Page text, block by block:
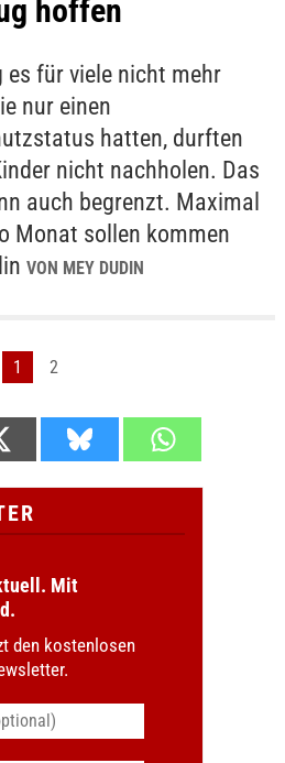
hoffen
es für viele nicht mehr
nur einen
hatten, durften
nicht nachholen. Das
auch begrenzt. Maximal
Monat sollen kommen
VON MEY DUDIN
1 2
Mit
den kostenlosen